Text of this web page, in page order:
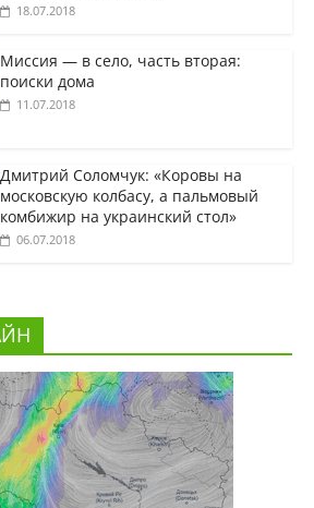
18.07.2018
Миссия — в село, часть вторая:
поиски дома
11.07.2018
Дмитрий Соломчук: «Коровы на
московскую колбасу, а пальмовый
комбижир на украинский стол»
06.07.2018